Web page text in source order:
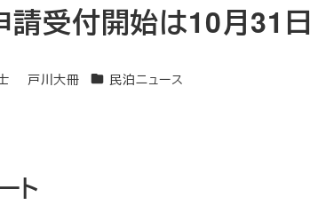
請受付開始は10月31日
戸川大冊 カテゴリー
民泊ニュース
ト